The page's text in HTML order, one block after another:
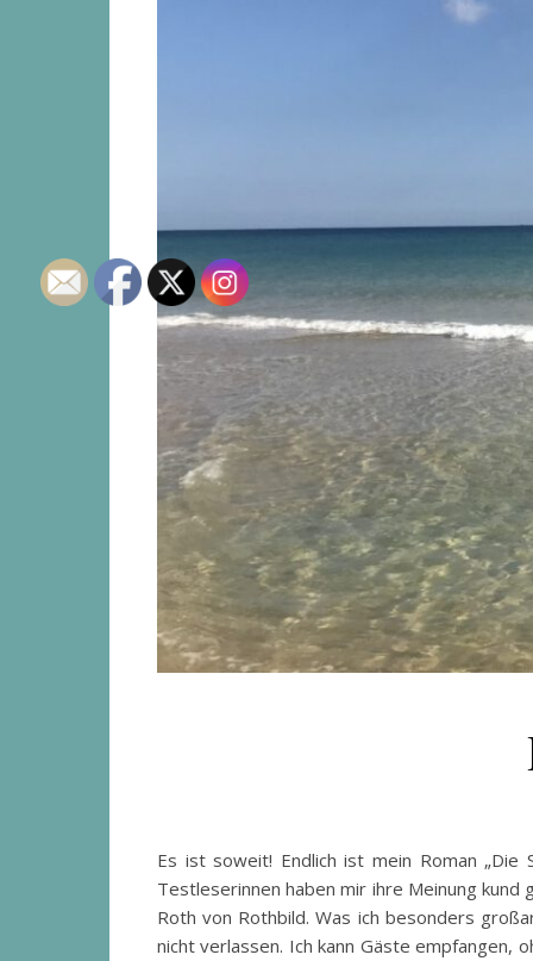
Es ist soweit! Endlich ist mein Roman
Testleserinnen haben mir ihre Meinung
Roth von Rothbild. Was ich besonders
nicht verlassen. Ich kann Gäste empfangen,